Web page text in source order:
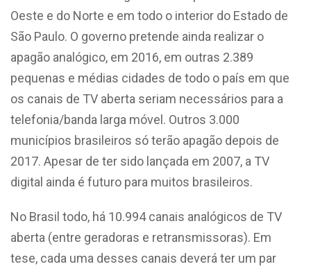
Oeste e do Norte e em todo o interior do Estado de
São Paulo. O governo pretende ainda realizar o
apagão analógico, em 2016, em outras 2.389
pequenas e médias cidades de todo o país em que
os canais de TV aberta seriam necessários para a
telefonia/banda larga móvel. Outros 3.000
municípios brasileiros só terão apagão depois de
2017. Apesar de ter sido lançada em 2007, a TV
digital ainda é futuro para muitos brasileiros.
No Brasil todo, há 10.994 canais analógicos de TV
aberta (entre geradoras e retransmissoras). Em
tese, cada uma desses canais deverá ter um par